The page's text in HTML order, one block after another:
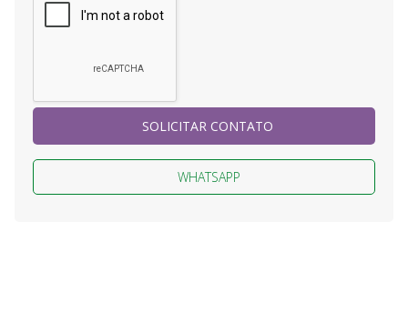
SOLICITAR CONTATO
WHATSAPP